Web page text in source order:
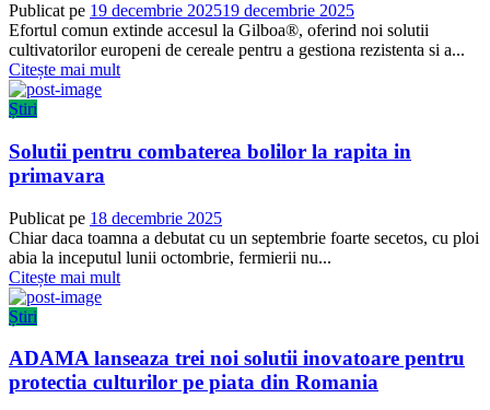
Publicat pe 19 decembrie 202519 decembrie 2025
Efortul comun extinde accesul la Gilboa®, oferind noi solutii
cultivatorilor europeni de cereale pentru a gestiona rezistenta si a...
Citește mai mult
Știri
Solutii pentru combaterea bolilor la rapita in
primavara
Publicat pe 18 decembrie 2025
Chiar daca toamna a debutat cu un septembrie foarte secetos, cu ploi
abia la inceputul lunii octombrie, fermierii nu...
Citește mai mult
Știri
ADAMA lanseaza trei noi solutii inovatoare pentru
protectia culturilor pe piata din Romania